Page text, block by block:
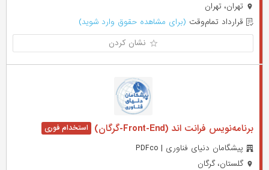
تهران، تهران
قرارداد تمام‌وقت (برای مشاهده حقوق وارد شوید)
نشان کردن
برنامه‌نویس فرانت اند (Front-End-گرگان)
پیشگامان دنیای فناوری | PDFco
گلستان، گرگان